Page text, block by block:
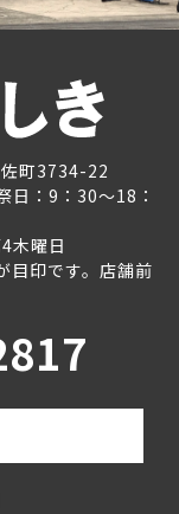
町3734-22
：9：30～18：
木曜日
目印です。店舗前